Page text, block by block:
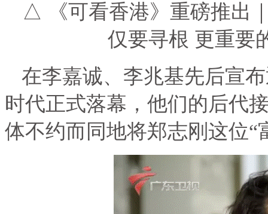
△ 《可看香港》重磅推出
仅要寻根 更重要
在李嘉诚、李兆基先后宣
时代正式落幕，他们的后代
体不约而同地将郑志刚这位“